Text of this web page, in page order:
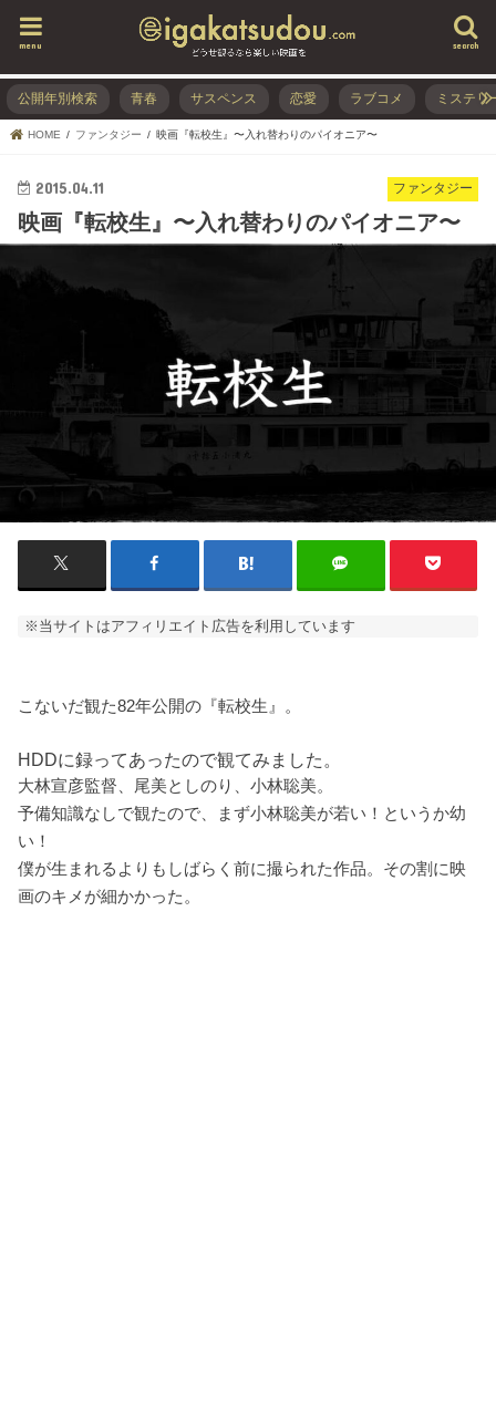
search
menu
公開年別検索 青春 サスペンス 恋愛 ラブコメ ミステリ
HOME ファンタジー 映画『転校生』〜入れ替わりのパイオニア〜
ファンタジー
2015.04.11
映画『転校生』〜入れ替わりのパイオニア〜
※当サイトはアフィリエイト広告を利用しています
こないだ観た82年公開の『転校生』。
HDDに録ってあったので観てみました。
大林宣彦監督、尾美としのり、小林聡美。
予備知識なしで観たので、まず小林聡美が若い！というか幼
い！
僕が生まれるよりもしばらく前に撮られた作品。その割に映
画のキメが細かかった。